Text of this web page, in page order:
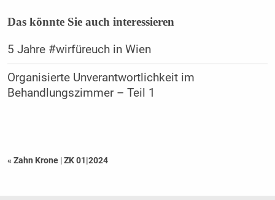
Das könnte Sie auch interessieren
5 Jahre #wirfüreuch in Wien
Organisierte Unverantwortlichkeit im
Behandlungszimmer – Teil 1
« Zahn Krone |ZK 01|2024